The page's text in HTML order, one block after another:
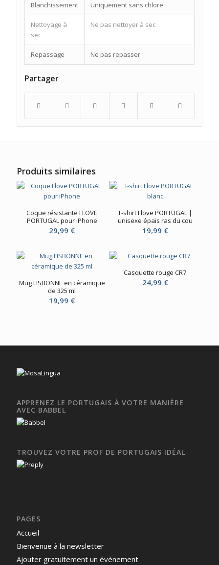
Blanchissement Uniquement sans chlore
Nettoyage à
sec
Ne pas nettoyer à sec
Repassage Ne pas repasser
Partager
Produits similaires
Coque résistante I LOVE
PORTUGAL pour iPhone
29,99 €
T-shirt I love PORTUGAL |
unisexe épais ras du cou
19,99 €
Mug LISBONNE en céramique
de 325 ml
19,99 €
Casquette rouge CR7
24,99 €
APPRENEZ LE PORTUGAIS À VOTRE MANIÈRE
AVEC BABBEL
TROUVEZ VOTRE PROF DE PORTUGAIS IDÉAL
PAGES
Accueil
Bienvenue à la newsletter
Ajouter gratuitement un évènement